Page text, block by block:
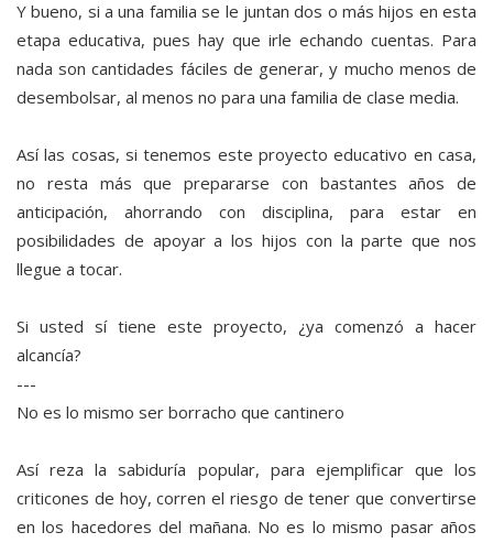
Y bueno, si a una familia se le juntan dos o más hijos en esta
etapa educativa, pues hay que irle echando cuentas. Para
nada son cantidades fáciles de generar, y mucho menos de
desembolsar, al menos no para una familia de clase media.
Así las cosas, si tenemos este proyecto educativo en casa,
no resta más que prepararse con bastantes años de
anticipación, ahorrando con disciplina, para estar en
posibilidades de apoyar a los hijos con la parte que nos
llegue a tocar.
Si usted sí tiene este proyecto, ¿ya comenzó a hacer
alcancía?
---
No es lo mismo ser borracho que cantinero
Así reza la sabiduría popular, para ejemplificar que los
criticones de hoy, corren el riesgo de tener que convertirse
en los hacedores del mañana. No es lo mismo pasar años